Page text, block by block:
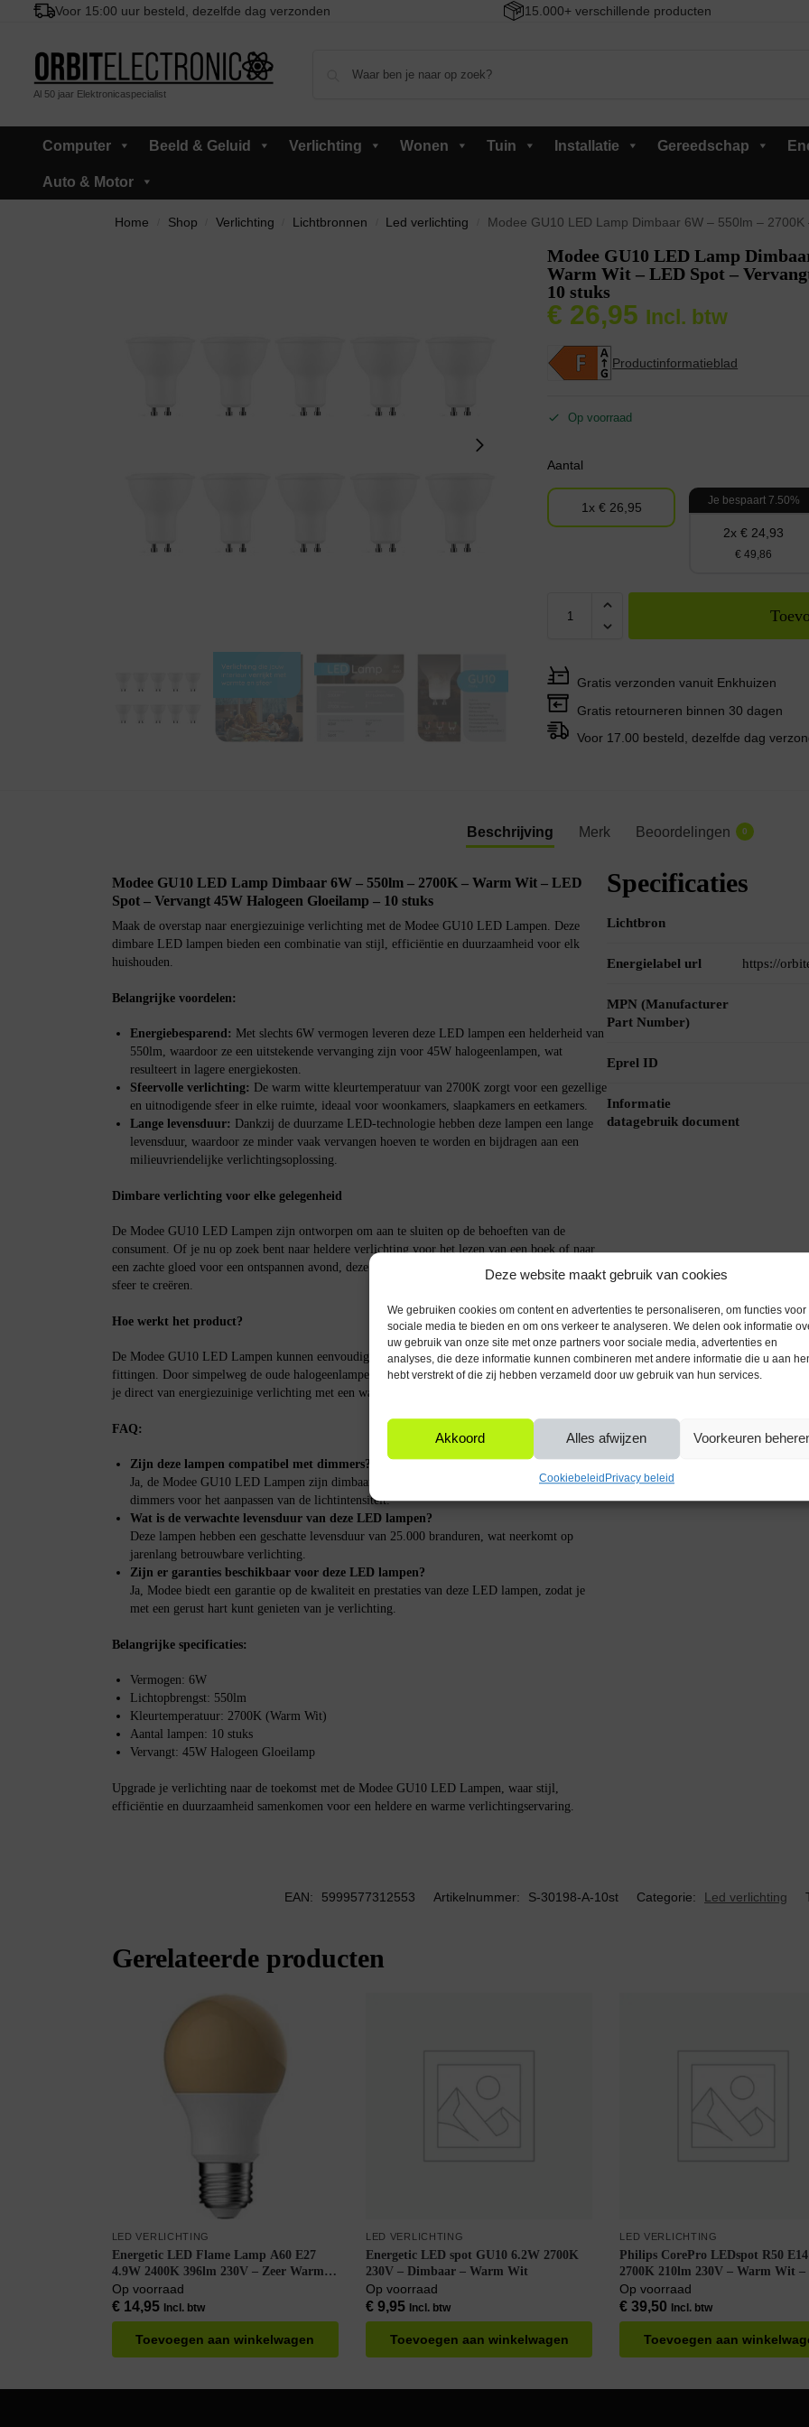
Deze website maakt gebruik van cookies
We gebruiken cookies om content en advertenties te personaliseren, om functies voor
sociale media te bieden en om ons verkeer te analyseren. We delen ook informatie
uw gebruik van onze site met onze partners voor sociale media, advertenties en
analyses, die deze informatie kunnen combineren met andere informatie die u aan
hebt verstrekt of die zij hebben verzameld door uw gebruik van hun services.
Akkoord Alles afwijzen Voorkeuren
Cookiebeleid Privacy beleid
Voor 15:00 uur besteld, dezelfde dag verzonden 15.000+ verschillende producten
Al 50 jaar Elektronicaspecialist
Computer Beeld & Geluid Verlichting Wonen Tuin Installatie Gereedschap
Auto & Motor
Home Shop Verlichting Lichtbronnen Led verlichting Modee GU10 LED Lamp Dimbaar 6W – 550lm – 2700K – Warm
Modee GU10 LED Lamp
Warm Wit – LED Spot –
10 stuks
€ 26,95 Incl. btw
Productinformatieblad
Op voorraad
Aantal
1x € 26,95 Je bespaart 7.50%
2x € 24,93
€ 49,86
Gratis verzonden vanuit Enkhuizen
Gratis retourneren binnen 30 dagen
Voor 17.00 besteld, dezelfde dag
Beschrijving Merk Beoordelingen 0
Modee GU10 LED Lamp Dimbaar 6W – 550lm – 2700K – Warm Wit – LED
Spot – Vervangt 45W Halogeen Gloeilamp – 10 stuks
Maak de overstap naar energiezuinige verlichting met de Modee GU10 LED Lampen. Deze
dimbare LED lampen bieden een combinatie van stijl, efficiëntie en duurzaamheid voor elk
huishouden.
Belangrijke voordelen:
Energiebesparend: Met slechts 6W vermogen leveren deze LED lampen een helderheid van
550lm, waardoor ze een uitstekende vervanging zijn voor 45W halogeenlampen, wat
resulteert in lagere energiekosten.
Sfeervolle verlichting: De warm witte kleurtemperatuur van 2700K zorgt voor een gezellige
en uitnodigende sfeer in elke ruimte, ideaal voor woonkamers, slaapkamers en eetkamers.
Lange levensduur: Dankzij de duurzame LED-technologie hebben deze lampen een lange
levensduur, waardoor ze minder vaak vervangen hoeven te worden en bijdragen aan een
milieuvriendelijke verlichtingsoplossing.
Dimbare verlichting voor elke gelegenheid
De Modee GU10 LED Lampen zijn ontworpen om aan te sluiten op de behoeften van de
consument. Of je nu op zoek bent naar heldere verlichting voor het lezen van een boek of naar
een zachte gloed voor een ontspannen avond, deze lampen bieden de flexibiliteit om de juiste
sfeer te creëren.
Hoe werkt het product?
De Modee GU10 LED Lampen kunnen eenvoudig worden geïnstalleerd in bestaande GU10
fittingen. Door simpelweg de oude halogeenlampen te vervangen door deze LED lampen, geniet
je direct van energiezuinige verlichting met een warme en heldere uitstraling.
FAQ:
Zijn deze lampen compatibel met dimmers?
Ja, de Modee GU10 LED Lampen zijn dimbaar en kunnen worden gebruikt met compatibele
dimmers voor het aanpassen van de lichtintensiteit.
Wat is de verwachte levensduur van deze LED lampen?
Deze lampen hebben een geschatte levensduur van 25.000 branduren, wat neerkomt op
jarenlang betrouwbare verlichting.
Zijn er garanties beschikbaar voor deze LED lampen?
Ja, Modee biedt een garantie op de kwaliteit en prestaties van deze LED lampen, zodat je
met een gerust hart kunt genieten van je verlichting.
Belangrijke specificaties:
Vermogen: 6W
Lichtopbrengst: 550lm
Kleurtemperatuur: 2700K (Warm Wit)
Aantal lampen: 10 stuks
Vervangt: 45W Halogeen Gloeilamp
Upgrade je verlichting naar de toekomst met de Modee GU10 LED Lampen, waar stijl,
efficiëntie en duurzaamheid samenkomen voor een heldere en warme verlichtingservaring.
Specificaties
Lichtbron
Energielabel url https://
MPN (Manufacturer
Part Number)
Eprel ID
Informatie
datagebruik document
EAN: 5999577312553 Artikelnummer: S-30198-A-10st Categorie: Led verlichting
Gerelateerde producten
LED VERLICHTING
Energetic LED Flame Lamp A60 E27
4.9W 2400K 396lm 230V – Zeer Warm
Wit
Op voorraad
€14,95 Incl. btw
Toevoegen aan winkelwagen
LED VERLICHTING
Energetic LED spot GU10 6.2W 2700K
230V – Dimbaar – Warm Wit
Op voorraad
€9,95 Incl. btw
Toevoegen aan winkelwagen
LED VERLICHTING
Philips CorePro LEDspot R50
2700K 210lm 230V – Warm Wit –
doos á 6 stuks
Op voorraad
€ 39,50 Incl. btw
Toevoegen aan